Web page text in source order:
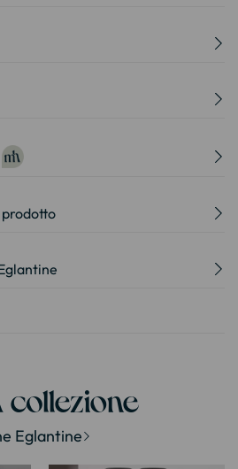
prodotto
collezione
Eglantine